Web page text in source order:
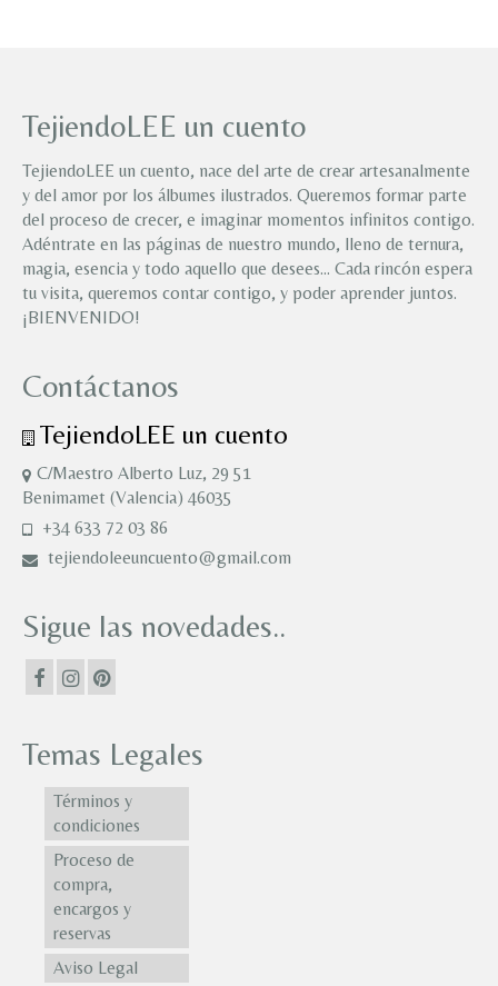
TejiendoLEE un cuento
TejiendoLEE un cuento, nace del arte de crear artesanalmente
y del amor por los álbumes ilustrados. Queremos formar parte
del proceso de crecer, e imaginar momentos infinitos contigo.
Adéntrate en las páginas de nuestro mundo, lleno de ternura,
magia, esencia y todo aquello que desees… Cada rincón espera
tu visita, queremos contar contigo, y poder aprender juntos.
¡BIENVENIDO!
Contáctanos
TejiendoLEE un cuento
C/Maestro Alberto Luz, 29 51
Benimamet (Valencia) 46035
+34 633 72 03 86
tejiendoleeuncuento@gmail.com
Sigue las novedades..
Temas Legales
Términos y
condiciones
Proceso de
compra,
encargos y
reservas
Aviso Legal